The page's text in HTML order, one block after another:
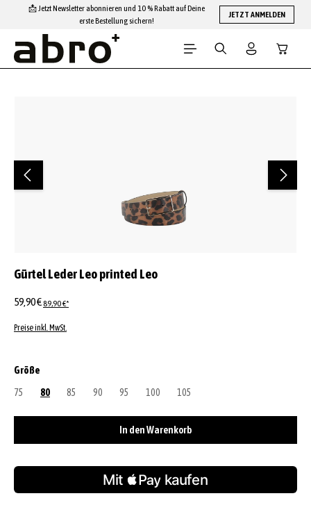
Zum Hauptinhalt springen
📩 Jetzt Newsletter abonnieren und 10 % Rabatt auf Deine
erste Bestellung sichern!
JETZT ANMELDEN
Gürtel Leder Leo printed Leo
59,90 € 89,90 €*
Preise inkl. MwSt.
Größe
75 (Diese Option ist zurzeit nicht verfügbar.)
80 85 (Diese Option ist zurzeit nicht verfügbar.)
90 (Diese Option ist zurzeit nicht verfügbar.)
95 (Diese Option ist zurzeit nicht verfügbar.)
100 (Diese Option ist zurzeit nicht verfügbar.)
105
In den Warenkorb